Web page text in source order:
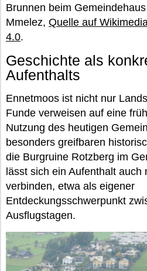
Brunnen beim
Mmelez, Quelle auf
4.0.
Geschichte als
Aufenthalts
Ennetmoos ist nicht nur
Funde verweisen auf eine
Nutzung des heutigen
besonders greifbaren
die Burgruine Rotzberg im
lässt sich ein Aufenthalt
verbinden, etwa als eigener
Entdeckungsschwerpunkt
Ausflugstagen.